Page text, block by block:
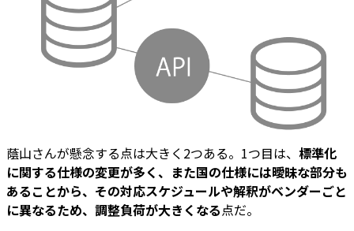
蔭山さんが懸念する点は大きく2つある。1つ目は、 標準化
に関する仕様の変更が多く、また国の仕様には曖昧な部分も
あることから、その対応スケジュールや解釈がベンダーごと
に異なるため、調整負荷が大きくなる点だ。